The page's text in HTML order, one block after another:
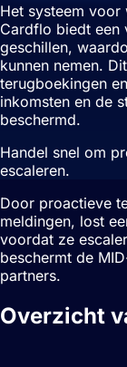
Het systeem
Cardflo biedt een
geschillen,
kunnen nemen.
terugboekingen
inkomsten en de
beschermd.
Handel snel om
escaleren.
Door proactieve
meldingen, lost
voordat ze
beschermt de
partners.
Overzicht